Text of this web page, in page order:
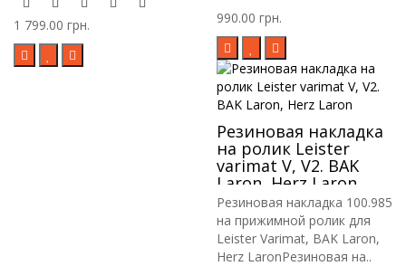
1 799.00 грн.
990.00 грн.
Резиновая накладка
на ролик Leister
varimat V, V2. BAK
Laron, Herz Laron
Резиновая накладка 100.985
на прижимной ролик для
Leister Varimat, BAK Laron,
Herz LaronРезиновая на..